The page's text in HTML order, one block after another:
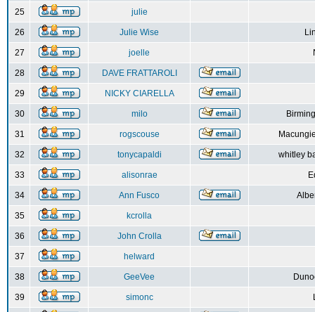
25 julie
26 Julie Wise
27 joelle
28 DAVE FRATTAROLI
29 NICKY CIARELLA
30 milo
31 rogscouse
32 tonycapaldi whitley
33 alisonrae
34 Ann Fusco
35 kcrolla
36 John Crolla
37 helward
38 GeeVee
39 simonc